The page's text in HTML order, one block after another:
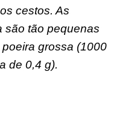
cestos. As
são tão pequenas
grossa (1000
de 0,4 g).